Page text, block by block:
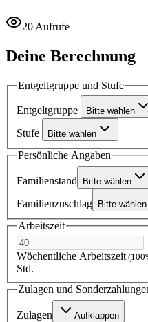
20 Aufrufe
Deine Berechnung
Entgeltgruppe und Stufe
Entgeltgruppe Bitte wählen
Stufe Bitte wählen
Persönliche Angaben
Familienstand Bitte wählen
Familienzuschlag Bitte wählen
Arbeitszeit
Wöchentliche Arbeitszeit
Std.
Zulagen und
Zulagen Aufklappen